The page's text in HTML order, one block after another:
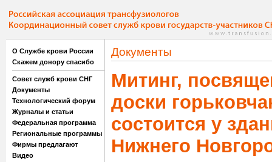
О Службе крови России
Скажем донору спасибо
Совет служб крови СНГ
Документы
Технологический форум
Журналы и статьи
Федеральная программа
Региональные программы
Фирмы предлагают
Видео
Документы
Митинг,
доски
состоится у
Нижнего